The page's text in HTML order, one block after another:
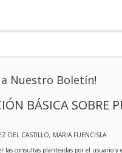
a Nuestro Boletín!
BÁSICA SOBRE
DEL CASTILLO, MARIA FUENCISLA
las consultas planteadas por el usuario